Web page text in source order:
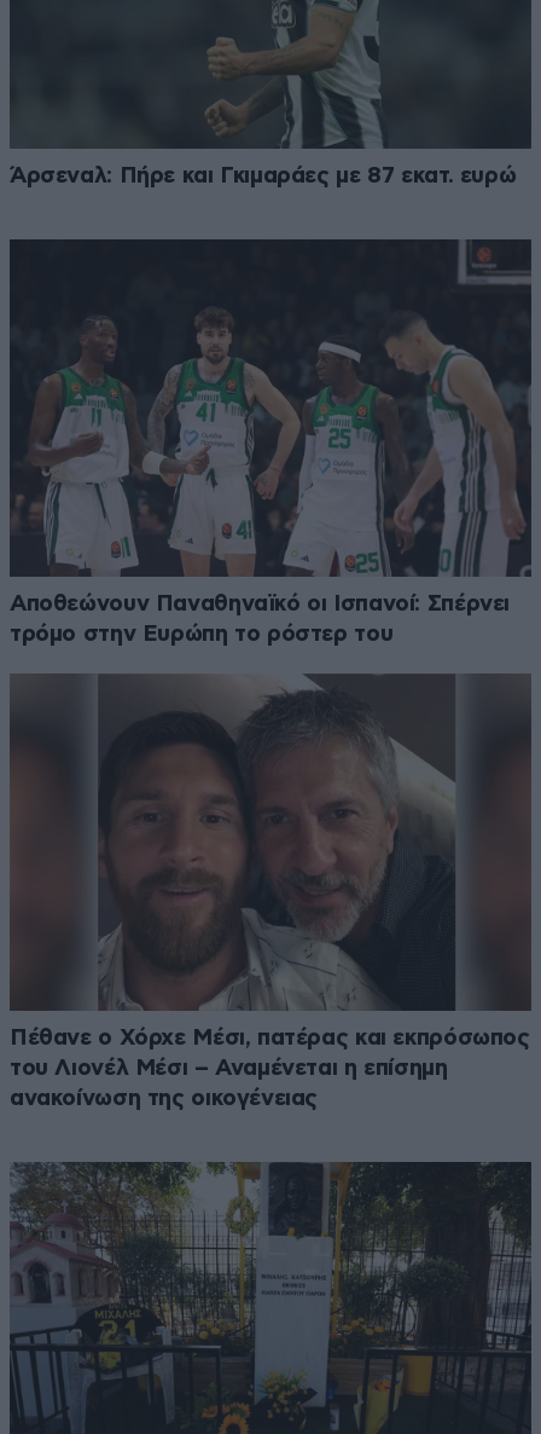
Άρσεναλ: Πήρε και Γκιμαράες με 87 εκατ. ευρώ
Αποθεώνουν Παναθηναϊκό οι Ισπανοί: Σπέρνει
τρόμο στην Ευρώπη το ρόστερ του
Πέθανε ο Χόρχε Μέσι, πατέρας και εκπρόσωπος
του Λιονέλ Μέσι – Αναμένεται η επίσημη
ανακοίνωση της οικογένειας